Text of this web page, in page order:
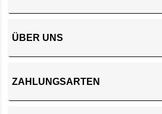
ÜBER UNS
ZAHLUNGSARTEN